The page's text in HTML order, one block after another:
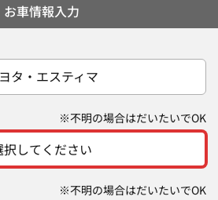
お車情報入力
タ・エスティマ
※不明の場合はだいたいでOK
択してください
※不明の場合はだいたいでOK